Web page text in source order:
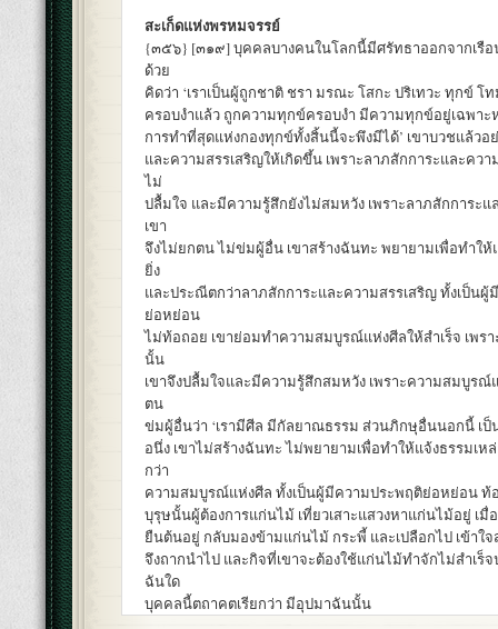
สะเก็ดแห่งพรหมจรรย์
{๓๕๖} [๓๑๙] บุคคลบางคนในโลกนี้มีศรัทธาออกจากเรือ
ด้วย
คิดว่า ‘เราเป็นผู้ถูกชาติ ชรา มรณะ โสกะ ปริเทวะ ทุกข์ โ
ครอบงำแล้ว ถูกความทุกข์ครอบงำ มีความทุกข์อยู่เฉพาะ
การทำที่สุดแห่งกองทุกข์ทั้งสิ้นนี้จะพึงมีได้’ เขาบวชแล้วอ
และความสรรเสริญให้เกิดขึ้น เพราะลาภสักการะและควา
ไม่
ปลื้มใจ และมีความรู้สึกยังไม่สมหวัง เพราะลาภสักการะ
เขา
จึงไม่ยกตน ไม่ข่มผู้อื่น เขาสร้างฉันทะ พยายามเพื่อทำให้
ยิ่ง
และประณีตกว่าลาภสักการะและความสรรเสริญ ทั้งเป็น
ย่อหย่อน
ไม่ท้อถอย เขาย่อมทำความสมบูรณ์แห่งศีลให้สำเร็จ เพร
นั้น
เขาจึงปลื้มใจและมีความรู้สึกสมหวัง เพราะความสมบูรณ์
ตน
ข่มผู้อื่นว่า ‘เรามีศีล มีกัลยาณธรรม ส่วนภิกษุอื่นนอกนี้ เป็
อนึ่ง เขาไม่สร้างฉันทะ ไม่พยายามเพื่อทำให้แจ้งธรรมเ
กว่า
ความสมบูรณ์แห่งศีล ทั้งเป็นผู้มีความประพฤติย่อหย่อน ท้
บุรุษนั้นผู้ต้องการแก่นไม้ เที่ยวเสาะแสวงหาแก่นไม้อยู่ เ
ยืนต้นอยู่ กลับมองข้ามแก่นไม้ กระพี้ และเปลือกไป เข้าใจ
จึงถากนำไป และกิจที่เขาจะต้องใช้แก่นไม้ทำจักไม่สำเร็
ฉันใด
บุคคลนี้ตถาคตเรียกว่า มีอุปมาฉันนั้น